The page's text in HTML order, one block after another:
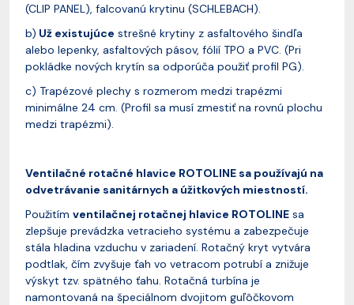
(CLIP PANEL), falcovanú krytinu (SCHLEBACH).
b) Už existujúce strešné krytiny z asfaltového šindľa
alebo lepenky, asfaltových pásov, fólií TPO a PVC. (Pri
pokládke nových krytín sa odporúča použiť profil PG).
c) Trapézové plechy s rozmerom medzi trapézmi
minimálne 24 cm. (Profil sa musí zmestiť na rovnú plochu
medzi trapézmi).
Ventilačné rotačné hlavice ROTOLINE sa používajú na
odvetrávanie sanitárnych a úžitkových miestností.
Použitím ventilačnej rotačnej hlavice ROTOLINE sa
zlepšuje prevádzka vetracieho systému a zabezpečuje
stála hladina vzduchu v zariadení. Rotačný kryt vytvára
podtlak, čím zvyšuje ťah vo vetracom potrubí a znižuje
výskyt tzv. spätného ťahu. Rotačná turbína je
namontovaná na špeciálnom dvojitom guľôčkovom